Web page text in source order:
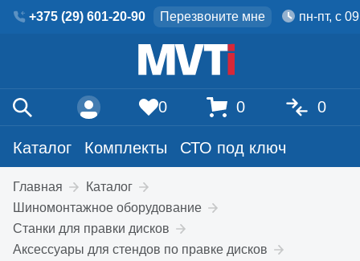
+375 (29) 601-20-90 Перезвоните мне пн-пт, с
Каталог Комплекты СТО под ключ
0 0 0
Главная
Каталог
Шиномонтажное оборудование
Станки для правки дисков
Аксессуары для стендов по правке дисков